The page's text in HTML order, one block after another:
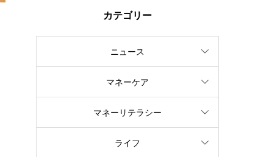
カテゴリー
ニュース
マネーケア
マネーリテラシー
ライフ